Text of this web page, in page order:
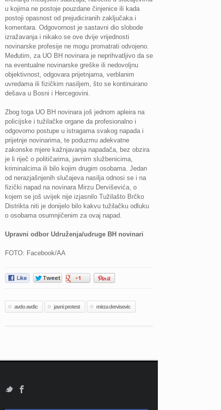
u kojima ne postoje pouzdane činjenice ili kada
postoji opasnost od prejudiciranih zaključaka i
komentara. Odgovornost je sastavni dio slobode
izražavanja i nikako se ove dvije vrijednosti
novinarske profesije ne mogu promatrati odvojeno.
Međutim, za UO BH novinara je neprihvatljivo da se
na eventualne novinarske greške ili nedovoljnu
objektivnost, odgovara prijetnjama, verblanim
uvredama ili fizičkim nasiljem, što se kontinuirano
dešava u Bosni i Hercegovini.
Zbog toga UO BH novinara još jednom apleira na
policijske i tužilačke organe da profesionalno i
odgovorno postupe u istragama svakog napada i
prijetnje novinarima, te poduzmu adekvatne
zakonske mjere kažnjavanja napadača, bez obzira
je li riječ o političarima, javnim službenicima,
kriminalcima ili bilo kojim drugim osobama. Jedan
od nerazjašnjenih slučajeva nasilja odnosi se i na
fizički napad na novinara Mirzu Derviševića, o
kojem se još uvijek nije izjasnilo Tužilašto Brčko
Distrikta niti je donijelo bilo kakvu tužilačku odluku
o osobama osumnjičenim za ovaj napad.
Upravni odbor Udruženja/udruge BH novinari
FOTO: Facebook/AA
avdo avdic javni protest mirza dervisevic